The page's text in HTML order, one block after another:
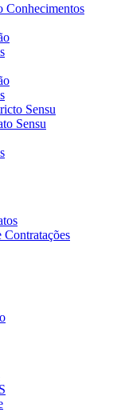
Conhecimentos
Sensu
Sensu
Contratações